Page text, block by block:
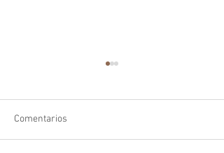
Comentarios